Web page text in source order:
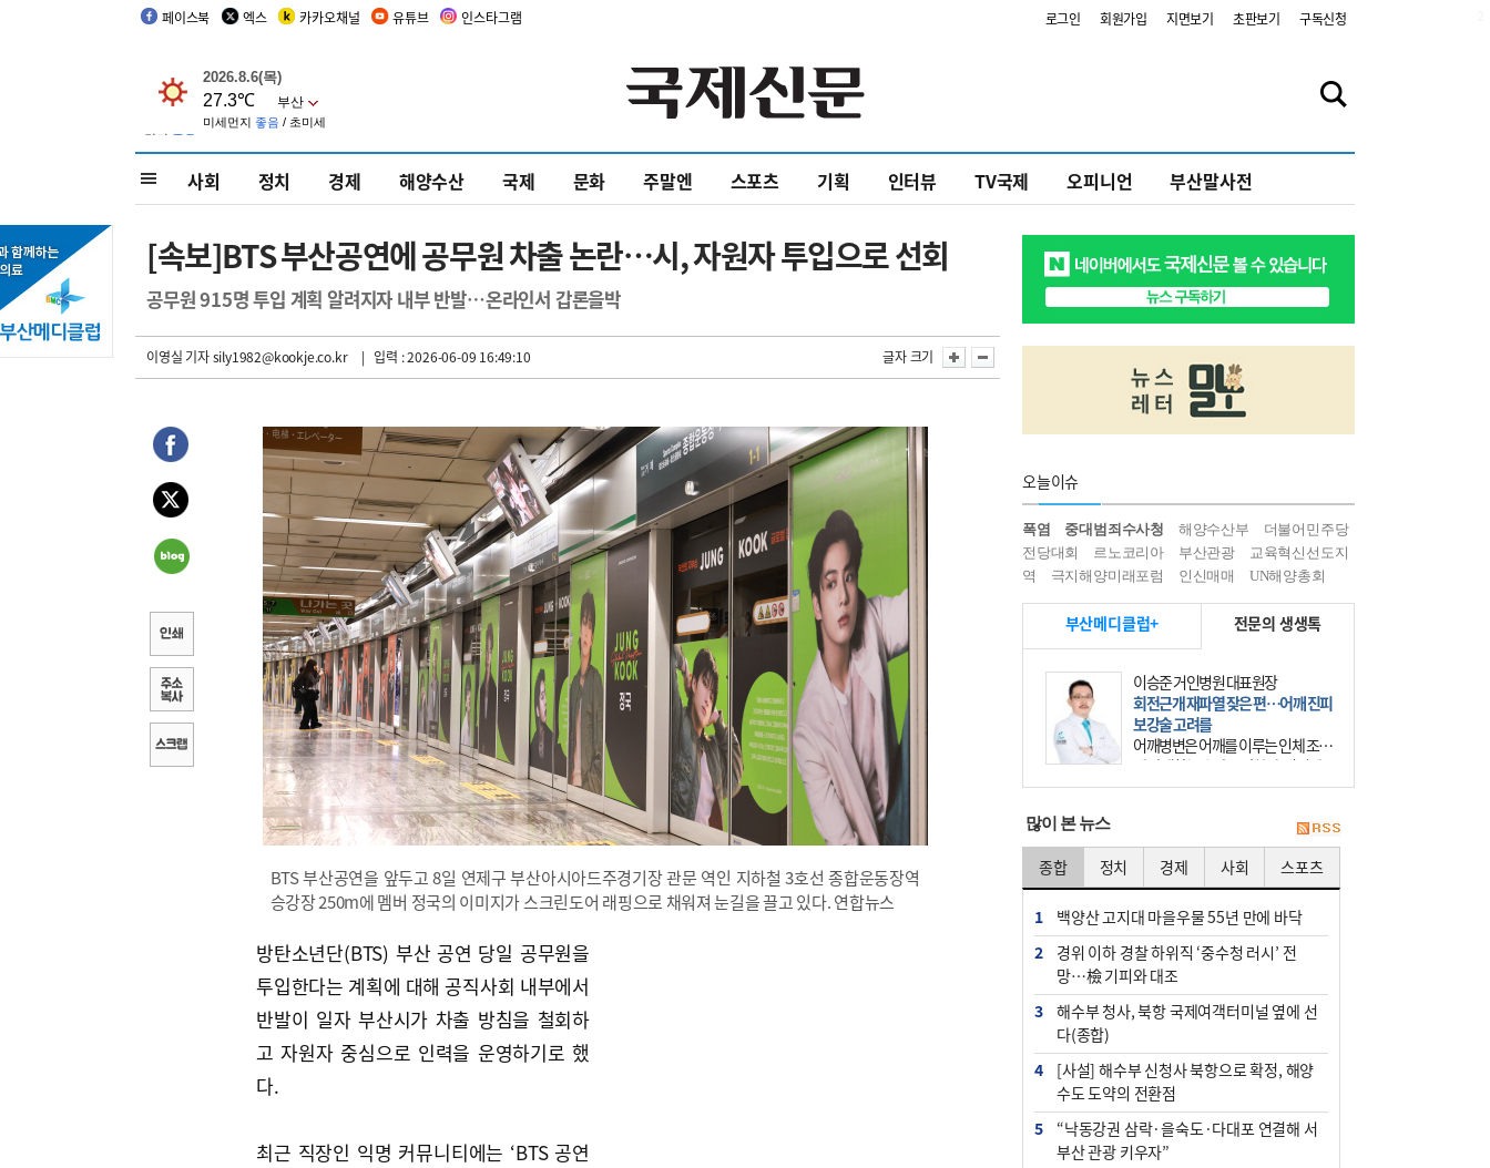
페이스북 엑스 카카오채널 유튜브 인스타그램 로그인 회원가입 지면보기 초판보기 구독신청
사회 정치 경제 해양수산 국제 문화 주말엔 스포츠 기획 인터뷰 TV국제 오피니언 부산말사전
[속보]BTS 부산공연에 공무원 차출 논란…시, 자원자 투입으로 선회
공무원 915명 투입 계획 알려지자 내부 반발…온라인서 갑론을박
이영실 기자sily1982@kookje.co.kr | 입력 : 2026-06-09 16:49:10 글자 크기
BTS 부산공연을 앞두고 8일 연제구 부산아시아드주경기장 관문 역인 지하철 3호선 종합운동장역
승강장 250m에 멤버 정국의 이미지가 스크린도어 래핑으로 채워져 눈길을 끌고 있다. 연합뉴스
방탄소년단(BTS) 부산 공연 당일 공무원을
투입한다는 계획에 대해 공직사회 내부에서
반발이 일자 부산시가 차출 방침을 철회하
고 자원자 중심으로 인력을 운영하기로 했
다.
최근 직장인 익명 커뮤니티에는 ‘BTS 공연
오늘이슈
폭염 중대범죄수사청 해양수산부
더불어민주당
전당대회
르노코리아 부산관광
교육혁신선도지
역
극지해양미래포럼 인신매매 UN해양총회
부산메디클럽+ 전문의 생생톡
이승준 거인병원 대표원장
회전근개 재파열 잦은 편…어깨 진피
보강술 고려를
어깨병변은 어깨를 이루는 인체 조직
에 발생하는 손상을 말한다. 여기에
는 오십견과 회전근개 증후군, 어깨
많이 본 뉴스
종합 정치 경제 사회 스포츠
1
백양산 고지대 마을우물 55년 만에 바닥
2
경위 이하 경찰 하위직 ‘중수청 러시’ 전
망…檢 기피와 대조
3
해수부 청사, 북항 국제여객터미널 옆에 선
다(종합)
4
[사설] 해수부 신청사 북항으로 확정, 해양
수도 도약의 전환점
5
“낙동강권 삼락·을숙도·다대포 연결해 서
부산 관광 키우자”